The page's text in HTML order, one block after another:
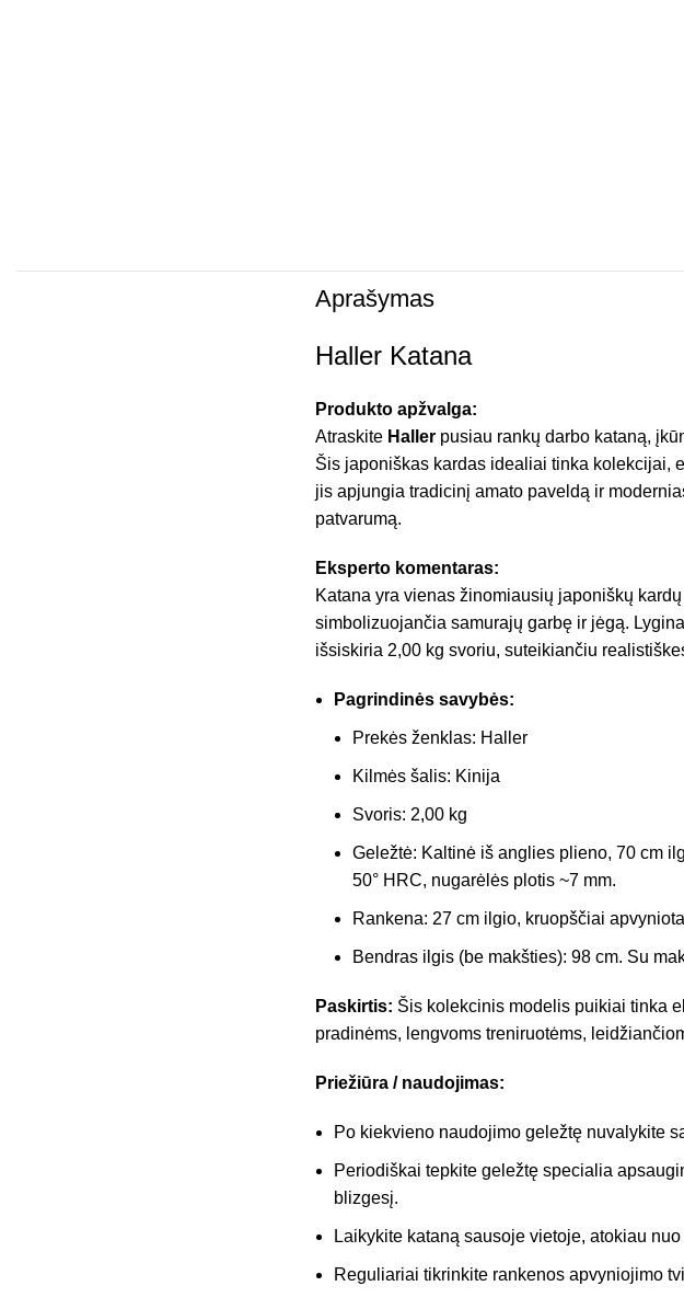
Aprašymas
Haller Katana
Produkto apžvalga:
Atraskite Hallerpusiau rankų darbo kataną,
Šis japoniškas kardas idealiai tinka kolekcijai,
jis apjungia tradicinį amato paveldą ir
patvarumą.
Eksperto komentaras:
Katana yra vienas žinomiausių japoniškų
simbolizuojančia samurajų garbę ir jėgą.
išsiskiria 2,00 kg svoriu, suteikiančiu
Pagrindinės savybės:
Prekės ženklas: Haller
Kilmės šalis: Kinija
Svoris: 2,00 kg
Geležtė: Kaltinė iš anglies plieno, 70 cm
50° HRC, nugarėlės plotis ~7 mm.
Rankena: 27 cm ilgio, kruopščiai
Bendras ilgis (be makšties): 98 cm. Su
Paskirtis: Šis kolekcinis modelis puikiai tinka
pradinėms, lengvoms treniruotėms,
Priežiūra / naudojimas:
Po kiekvieno naudojimo geležtę nuvalykite
Periodiškai tepkite geležtę specialia
blizgesį.
Laikykite kataną sausoje vietoje, atokiau
Reguliariai tikrinkite rankenos apvyniojimo